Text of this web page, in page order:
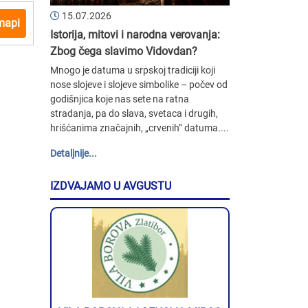
15.07.2026
Istorija, mitovi i narodna verovanja:
Zbog čega slavimo Vidovdan?
Mnogo je datuma u srpskoj tradiciji koji
nose slojeve i slojeve simbolike – počev od
godišnjica koje nas sete na ratna
stradanja, pa do slava, svetaca i drugih,
hrišćanima značajnih, „crvenih“ datuma....
Detaljnije...
IZDVAJAMO U AVGUSTU